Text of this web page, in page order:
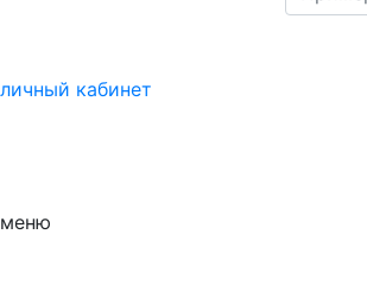
личный кабинет
меню